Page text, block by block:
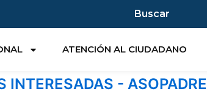
Buscar
ATENCIÓN AL CIUDADANO
INTERESADAS -